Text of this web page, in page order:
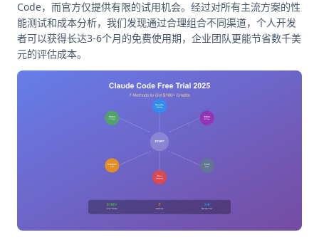
Code，而官方仅提供有限的试用机会。经过对所有主流方案的性
能测试和成本分析，我们发现通过合理组合不同渠道，个人开发
者可以获得长达3-6个月的免费使用期，企业团队更能节省数千美
元的评估成本。